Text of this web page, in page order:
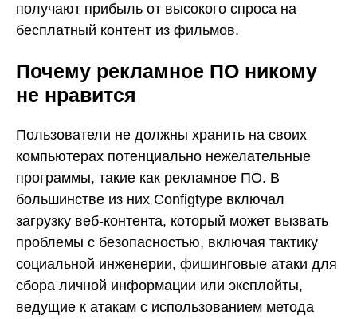
получают прибыль от высокого спроса на
бесплатный контент из фильмов.
Почему рекламное ПО никому
не нравится
Пользователи не должны хранить на своих
компьютерах потенциально нежелательные
программы, такие как рекламное ПО. В
большинстве из них Configtype включал
загрузку веб-контента, который может вызвать
проблемы с безопасностью, включая тактику
социальной инженерии, фишинговые атаки для
сбора личной информации или эксплойты,
ведущие к атакам с использованием метода